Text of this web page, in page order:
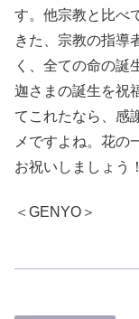
す。他宗教と比べ
きた、宗教の指導
く、全ての命の誕
迦さまの誕生を祝
てこれたなら、感
メですよね。花の
お祝いしましょう！
＜GENYO＞